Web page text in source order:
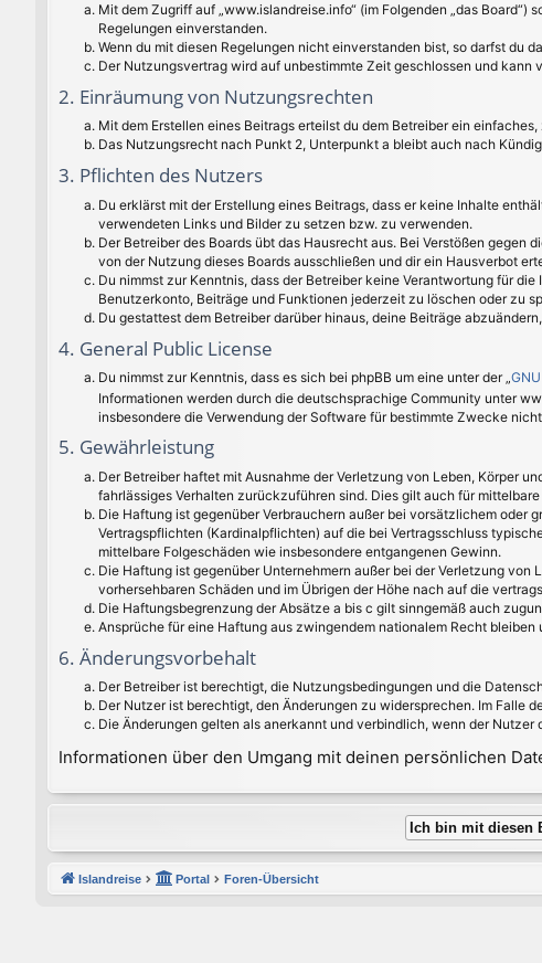
Mit dem Zugriff auf „www.islandreise.info“ (im Folgenden „das
Regelungen einverstanden.
Wenn du mit diesen Regelungen nicht einverstanden bist, so darfst du
Der Nutzungsvertrag wird auf unbestimmte Zeit geschlossen und
2. Einräumung von Nutzungsrechten
Mit dem Erstellen eines Beitrags erteilst du dem Betreiber ein
Das Nutzungsrecht nach Punkt 2, Unterpunkt a bleibt auch nach
3. Pflichten des Nutzers
Du erklärst mit der Erstellung eines Beitrags, dass er keine Inhalte
verwendeten Links und Bilder zu setzen bzw. zu verwenden.
Der Betreiber des Boards übt das Hausrecht aus. Bei Verstößen
von der Nutzung dieses Boards ausschließen und dir ein Hausverbot
Du nimmst zur Kenntnis, dass der Betreiber keine Verantwortung für
Benutzerkonto, Beiträge und Funktionen jederzeit zu löschen oder zu
Du gestattest dem Betreiber darüber hinaus, deine Beiträge
4. General Public License
Du nimmst zur Kenntnis, dass es sich bei phpBB um eine unter der „
Informationen werden durch die deutschsprachige Community unter
insbesondere die Verwendung der Software für bestimmte Zwecke
5. Gewährleistung
Der Betreiber haftet mit Ausnahme der Verletzung von Leben, Körper
fahrlässiges Verhalten zurückzuführen sind. Dies gilt auch für
Die Haftung ist gegenüber Verbrauchern außer bei vorsätzlichem oder
Vertragspflichten (Kardinalpflichten) auf die bei Vertragsschluss
mittelbare Folgeschäden wie insbesondere entgangenen Gewinn.
Die Haftung ist gegenüber Unternehmern außer bei der Verletzung
vorhersehbaren Schäden und im Übrigen der Höhe nach auf die
Die Haftungsbegrenzung der Absätze a bis c gilt sinngemäß auch
Ansprüche für eine Haftung aus zwingendem nationalem Recht bleiben
6. Änderungsvorbehalt
Der Betreiber ist berechtigt, die Nutzungsbedingungen und die
Der Nutzer ist berechtigt, den Änderungen zu widersprechen. Im Falle
Die Änderungen gelten als anerkannt und verbindlich, wenn der Nutzer
Informationen über den Umgang mit deinen persönlichen
Islandreise Portal Foren-Übersicht